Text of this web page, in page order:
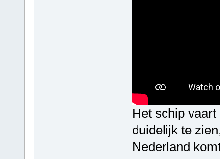
Het schip
duidelijk te
Nederland